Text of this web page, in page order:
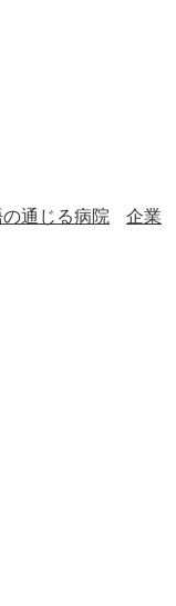
の通じる病院
企業